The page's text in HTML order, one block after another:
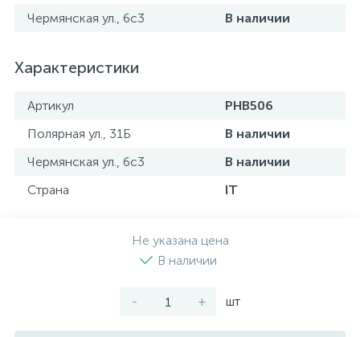
Чермянская ул., 6с3
В наличии
Характеристики
Артикул
PHB506
Полярная ул., 31Б
В наличии
Чермянская ул., 6с3
В наличии
Страна
IT
Не указана цена
В наличии
- + шт